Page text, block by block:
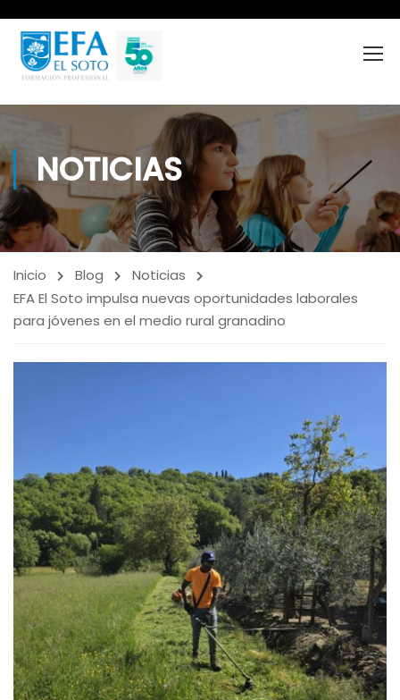
NOTICIAS
Inicio Blog
Noticias
EFA El Soto impulsa nuevas oportunidades laborales
para jóvenes en el medio rural granadino